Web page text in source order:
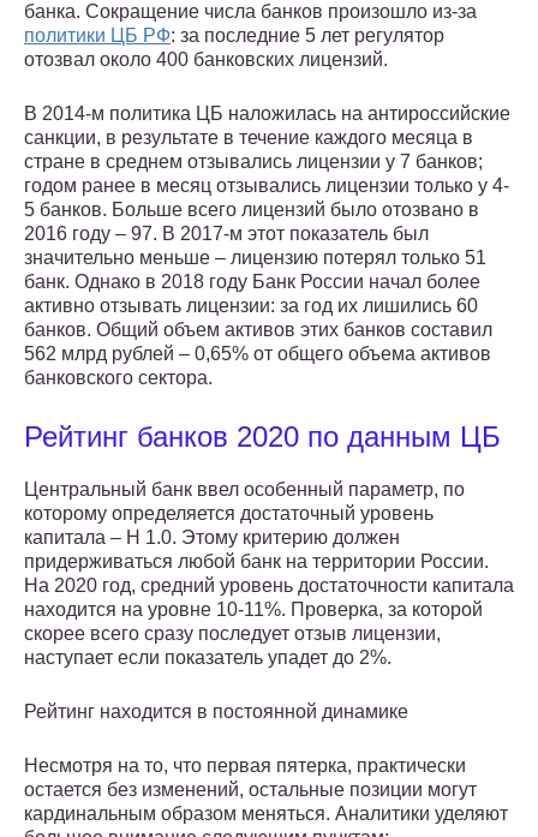
банка. Сокращение числа банков произошло из-за
политики ЦБ РФ: за последние 5 лет регулятор
отозвал около 400 банковских лицензий.
В 2014‑м политика ЦБ наложилась на антироссийские
санкции, в результате в течение каждого месяца в
стране в среднем отзывались лицензии у 7 банков;
годом ранее в месяц отзывались лицензии только у 4-
5 банков. Больше всего лицензий было отозвано в
2016 году – 97. В 2017‑м этот показатель был
значительно меньше – лицензию потерял только 51
банк. Однако в 2018 году Банк России начал более
активно отзывать лицензии: за год их лишились 60
банков. Общий объем активов этих банков составил
562 млрд рублей – 0,65% от общего объема активов
банковского сектора.
Рейтинг банков 2020 по данным ЦБ
Центральный банк ввел особенный параметр, по
которому определяется достаточный уровень
капитала – Н 1.0. Этому критерию должен
придерживаться любой банк на территории России.
На 2020 год, средний уровень достаточности капитала
находится на уровне 10-11%. Проверка, за которой
скорее всего сразу последует отзыв лицензии,
наступает если показатель упадет до 2%.
Рейтинг находится в постоянной динамике
Несмотря на то, что первая пятерка, практически
остается без изменений, остальные позиции могут
кардинальным образом меняться. Аналитики уделяют